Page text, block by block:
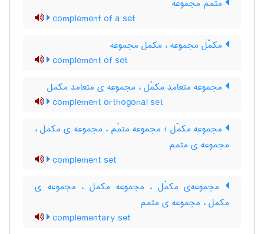
متمم مجموعه
complement of a set
مکمّل مجموعه ، مکمل مجموعه
complement of set
مجموعه متعامد مکمّل ، مجموعه ی متعامد مکمل
complement orthogonal set
مجموعه مکمّل ؛ مجموعه متمّم ، مجموعه ی مکمل ،
مجموعه ی متمم
complement set
مجموعه‌ی مکمّل ، مجموعه مکمل ، مجموعه ی
مکمل ، مجموعه ی متمم
complementary set